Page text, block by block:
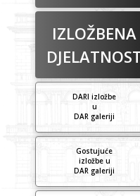
IZLOŽBENA
DARI izložbe
u
DAR galeriji
Gostujuće
izložbe u
DAR galeriji